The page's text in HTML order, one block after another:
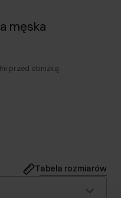
męska
przed obniżką
Tabela rozmiarów